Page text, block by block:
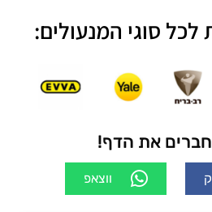
לכל סוגי המנעולים:
את הדף!
ווצאפ